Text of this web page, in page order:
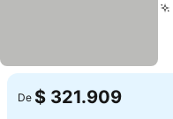
De $ 321.909